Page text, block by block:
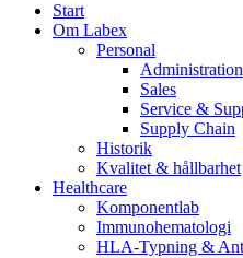
Start
Om Labex
Personal
Administration
Sales
Service &
Supply Chain
Historik
Kvalitet & hållbarhet
Healthcare
Komponentlab
Immunohematologi
HLA-Typning &